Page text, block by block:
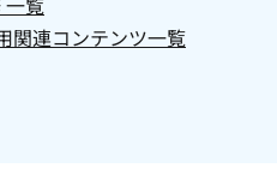
関連コンテンツ一覧